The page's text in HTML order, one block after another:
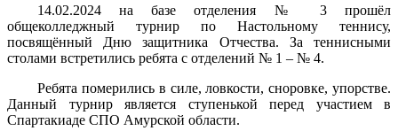
14.02.2024 на базе отделения № 3 прошёл
общеколледжный турнир по Настольному теннису,
посвящённый Дню защитника Отчества. За теннисными
столами встретились ребята с отделений № 1 – № 4.
Ребята померились в силе, ловкости, сноровке, упорстве.
Данный турнир является ступенькой перед участием в
Спартакиаде СПО Амурской области.